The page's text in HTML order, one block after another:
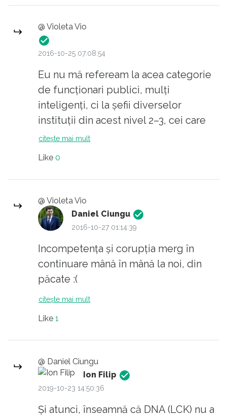
de cel putin trei femei, una iti face factura,
una iti preaia factura si alta iti ia banii, daca
vrei o informatie suplimentara despre
impozit mergi la a patra, si uite asa se umple
o cladire intreaga!
@ Violeta Vio
2016-10-25 07:08:54
Eu nu mă refeream la acea categorie
de funcționari publici, mulți
inteligenți, ci la șefii diverselor
instituții din acest nivel 2–3, cei care
elaborează norme (interne), dau
acoperire. Mi se pare că AICI este
mult de lucrat, foarte mult.
citește mai mult
Like 0
@ Violeta Vio
Daniel Ciungu
2016-10-27 01:14:39
Incompetența și corupția merg în
continuare mână în mână la noi, din
păcate :(
citește mai mult
Like 1
@ Daniel Ciungu
Ion Filip
2019-10-23 14:50:36
Și atunci, înseamnă că DNA (LCK) nu a